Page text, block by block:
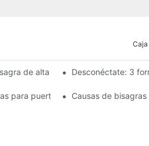
de alta resistencia: el TB950
Desconéctate: 3
para puertas de garaje elevadas.
Causas de